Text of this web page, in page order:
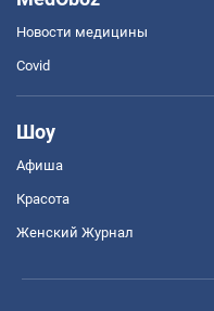
Новости медицины
Covid
Шоу
Афиша
Красота
Женский Журнал